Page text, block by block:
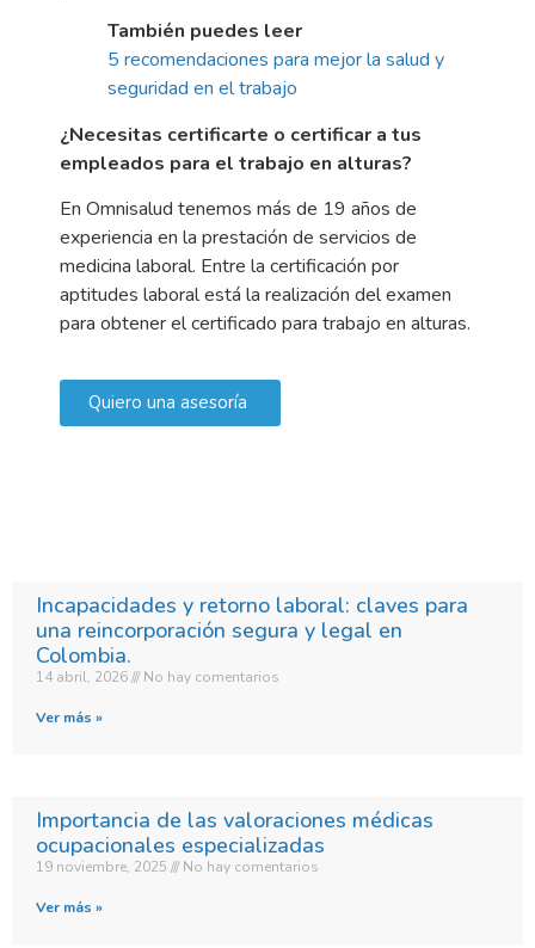
También puedes leer
5 recomendaciones para mejor la salud y
seguridad en el trabajo
¿Necesitas certificarte o certificar a tus
empleados para el trabajo en alturas?
En Omnisalud tenemos más de 19 años de
experiencia en la prestación de servicios de
medicina laboral. Entre la certificación por
aptitudes laboral está la realización del examen
para obtener el certificado para trabajo en alturas.
Quiero una asesoría
Incapacidades y retorno laboral: claves para
una reincorporación segura y legal en
Colombia.​
14 abril, 2026 No hay comentarios
Ver más »
Importancia de las valoraciones médicas
ocupacionales especializadas
19 noviembre, 2025 No hay comentarios
Ver más »